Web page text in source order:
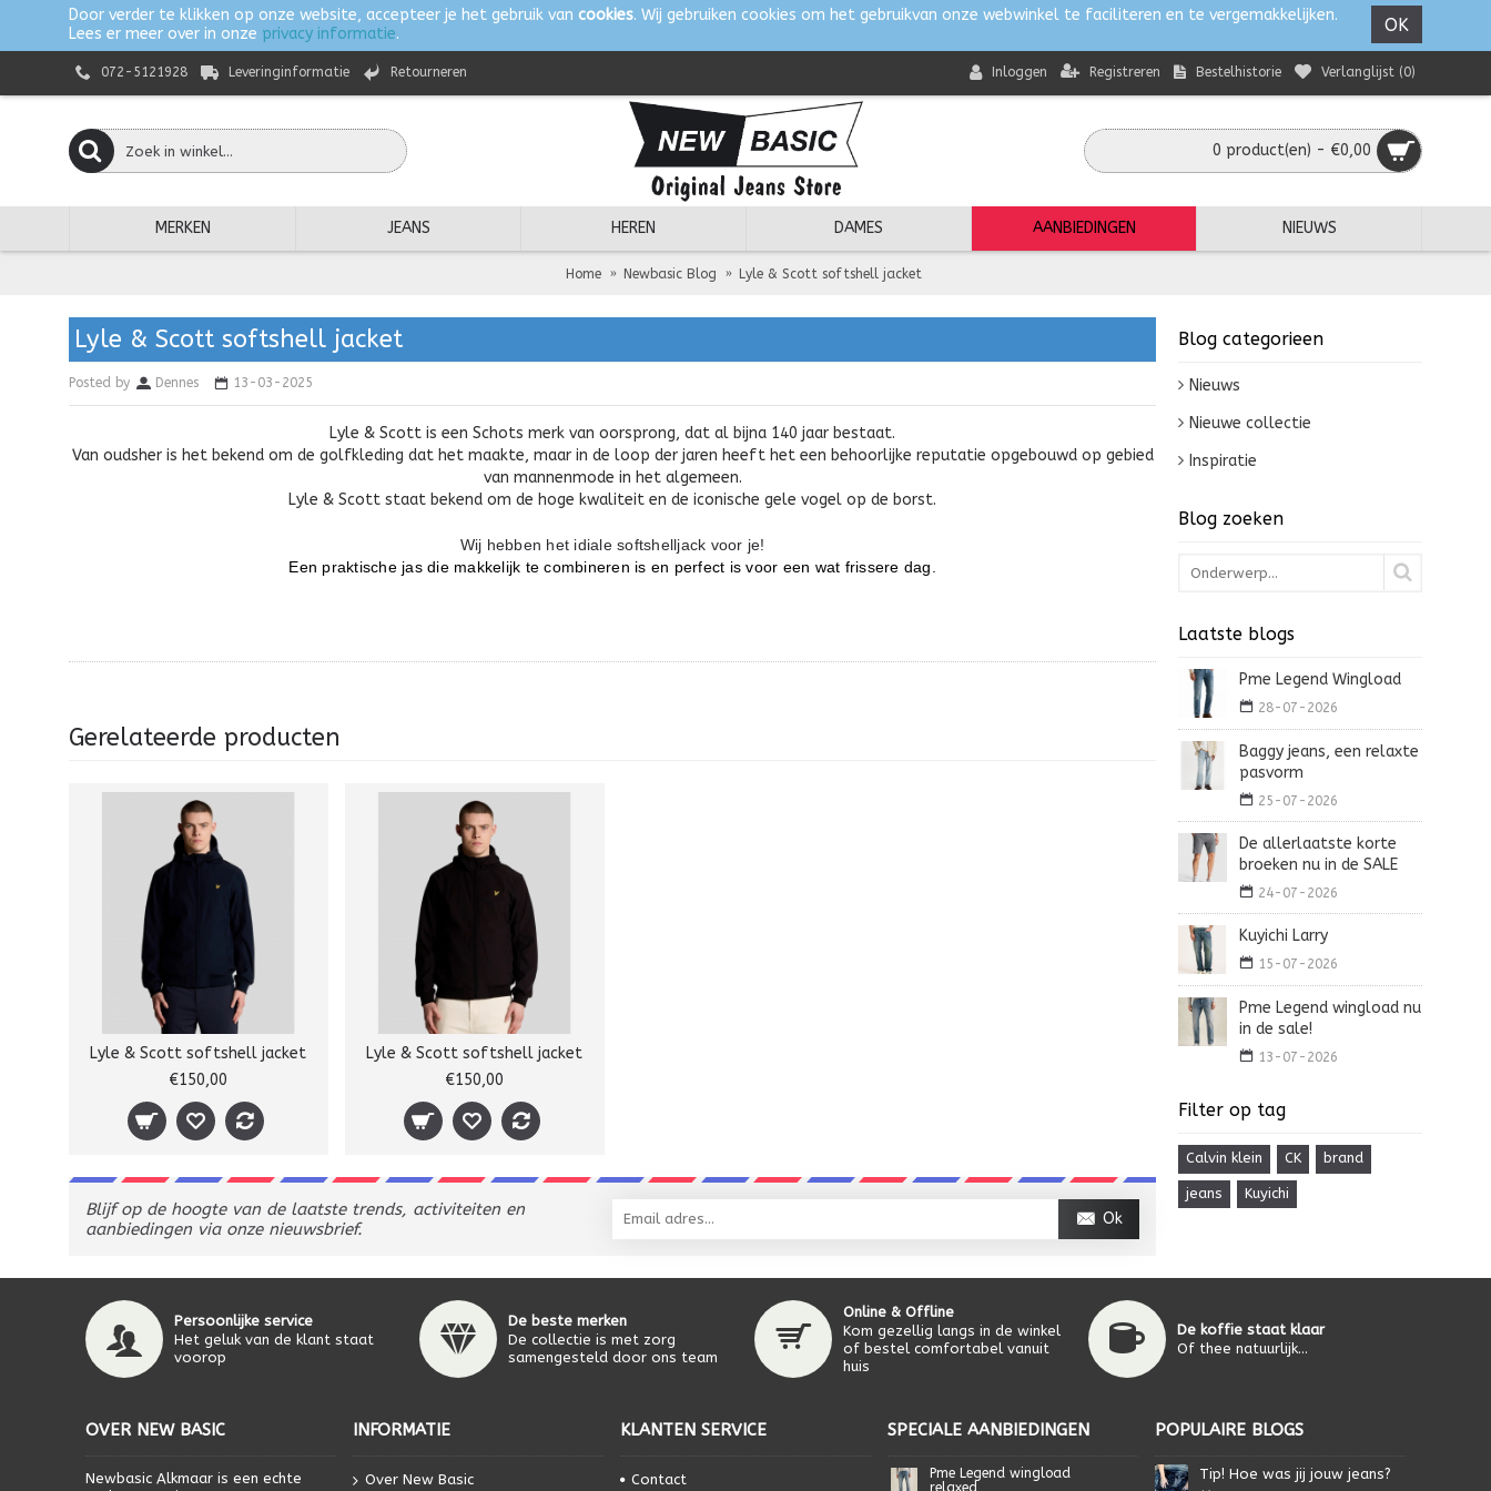
Door verder te klikken op onze website, accepteer je het gebruik van cookies. Wij gebruiken cookies om het gebruikvan onze webwinkel te faciliteren en te vergemakkelijken.
Lees er meer over in onze privacy informatie. OK
072-5121928 Leveringinformatie Retourneren Inloggen Registreren Bestelhistorie Verlanglijst (0)
0 product(en) - €0,00
MERKEN JEANS HEREN DAMES AANBIEDINGEN NIEUWS
Home Newbasic Blog Lyle & Scott softshell jacket
Blog categorieen
Nieuws
Nieuwe collectie
Inspiratie
Blog zoeken
Laatste blogs
Pme Legend Wingload
28-07-2026
Baggy jeans, een relaxte
pasvorm
25-07-2026
De allerlaatste korte
broeken nu in de SALE
24-07-2026
Kuyichi Larry
15-07-2026
Pme Legend wingload nu
in de sale!
13-07-2026
Filter op tag
Calvin klein CK brand
jeans Kuyichi
Lyle & Scott softshell jacket
Posted by Dennes 13-03-2025
Lyle & Scott is een Schots merk van oorsprong, dat al bijna 140 jaar bestaat.
Van oudsher is het bekend om de golfkleding dat het maakte, maar in de loop der jaren heeft het een behoorlijke reputatie opgebouwd op gebied
van mannenmode in het algemeen.
Lyle & Scott staat bekend om de hoge kwaliteit en de iconische gele vogel op de borst.
Wij hebben het idiale softshelljack voor je!
Een praktische jas die makkelijk te combineren is en perfect is voor een wat frissere dag.
Gerelateerde producten
Lyle & Scott softshell jacket
€150,00
Lyle & Scott softshell jacket
€150,00
Blijf op de hoogte van de laatste trends, activiteiten en
aanbiedingen via onze nieuwsbrief.
Ok
Persoonlijke service
Het geluk van de klant staat
voorop
De beste merken
De collectie is met zorg
samengesteld door ons team
Online & Offline
Kom gezellig langs in de winkel
of bestel comfortabel vanuit
huis
De koffie staat klaar
Of thee natuurlijk...
OVER NEW BASIC
Newbasic Alkmaar is een echte
INFORMATIE
Over New Basic
KLANTEN SERVICE
Contact
SPECIALE AANBIEDINGEN
Pme Legend wingload
relaxed
POPULAIRE BLOGS
Tip! Hoe was jij jouw jeans?